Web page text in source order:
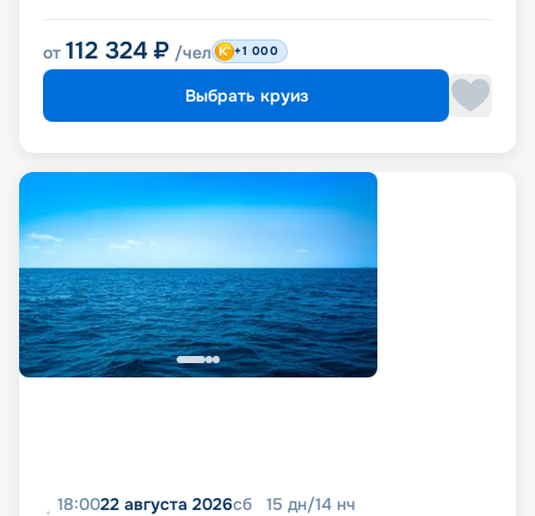
от 112 324 ₽ /чел +1 000
Выбрать круиз
18:0022 августа 2026сб 15 дн/14 нч